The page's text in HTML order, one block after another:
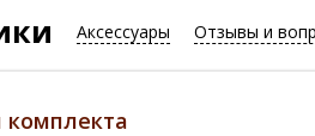
Аксессуары Отзывы и
комплекта